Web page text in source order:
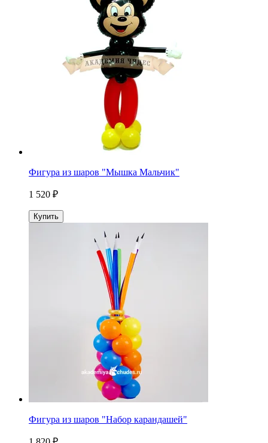
Фигура из шаров "Мышка Мальчик"
1 520 ₽
Купить
Фигура из шаров "Набор карандашей"